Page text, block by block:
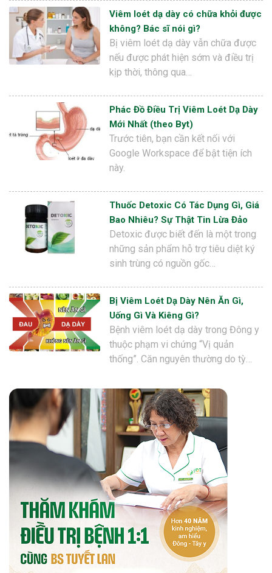
Viêm loét dạ dày có chữa khỏi được
không? Bác sĩ nói gì?
Bị viêm loét dạ dày vẫn chữa được
nếu được phát hiện sớm và điều trị
kịp thời, thông qua…
Phác Đồ Điều Trị Viêm Loét Dạ Dày
Mới Nhất (theo Byt)
Trước tiên, bạn cần kết nối với
Google Workspace để bật tiện ích
này.
Thuốc Detoxic Có Tác Dụng Gì, Giá
Bao Nhiêu? Sự Thật Tin Lừa Đảo
Detoxic được biết đến là một trong
những sản phẩm hỗ trợ tiêu diệt ký
sinh trùng có nguồn gốc…
Bị Viêm Loét Dạ Dày Nên Ăn Gì,
Uống Gì Và Kiêng Gì?
Bệnh viêm loét dạ dày trong Đông y
thuộc phạm vi chứng “Vị quản
thống”. Căn nguyên thường do tỳ…